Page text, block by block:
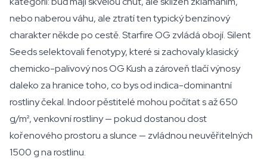
nebo naberou váhu, ale ztratí ten typický benzínový
charakter někde po cestě. Starfire OG zvládá obojí. Silent
Seeds selektovali fenotypy, které si zachovaly klasický
chemicko-palivový nos OG Kush a zároveň tlačí výnosy
daleko za hranice toho, co bys od indica-dominantní
rostliny čekal. Indoor pěstitelé mohou počítat s až 650
g/m², venkovní rostliny — pokud dostanou dost
kořenového prostoru a slunce — zvládnou neuvěřitelných
1500 g na rostlinu.